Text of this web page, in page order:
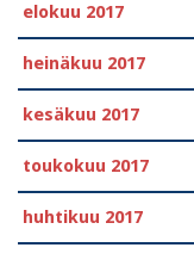
elokuu 2017
heinäkuu 2017
kesäkuu 2017
toukokuu 2017
huhtikuu 2017